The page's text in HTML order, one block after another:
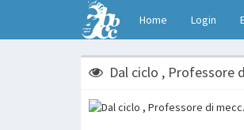
Home Login
Dal ciclo , Professore